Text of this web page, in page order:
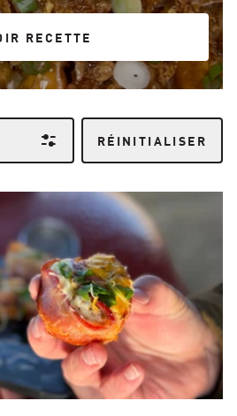
RECETTE
RECETTE
RÉINITIALISER